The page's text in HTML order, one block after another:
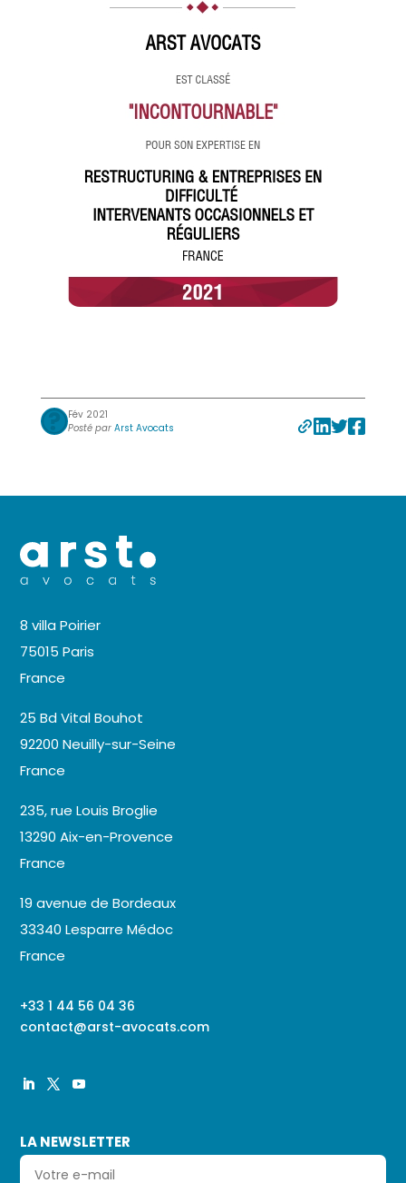
Fév 2021
Posté par Arst Avocats
8 villa Poirier
75015 Paris
France
25 Bd Vital Bouhot
92200 Neuilly-sur-Seine
France
235, rue Louis Broglie
13290 Aix-en-Provence
France
19 avenue de Bordeaux
33340 Lesparre Médoc
France
+33 1 44 56 04 36
contact@arst-avocats.com
LA NEWSLETTER